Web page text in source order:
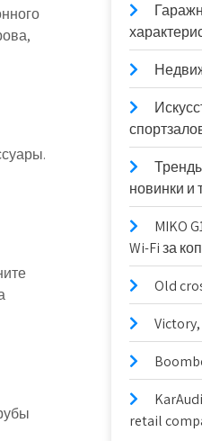
новинки и
MIKO
Wi-Fi за
Old
retail